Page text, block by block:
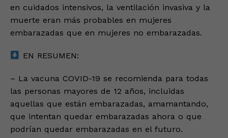
en cuidados intensivos, la ventilación invasiva y la
muerte eran más probables en mujeres
embarazadas que en mujeres no embarazadas.
EN RESUMEN:
– La vacuna COVID-19 se recomienda para todas
las personas mayores de 12 años, incluidas
aquellas que están embarazadas, amamantando,
que intentan quedar embarazadas ahora o que
podrían quedar embarazadas en el futuro.